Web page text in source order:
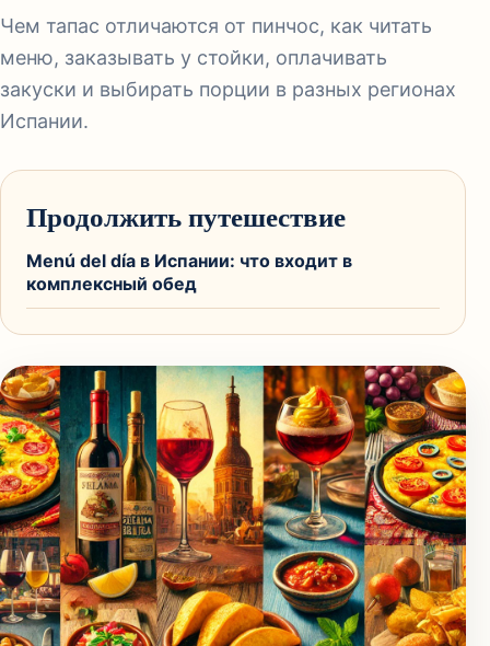
Чем тапас отличаются от пинчос, как читать
меню, заказывать у стойки, оплачивать
закуски и выбирать порции в разных регионах
Испании.
Продолжить путешествие
Menú del día в Испании: что входит в
комплексный обед